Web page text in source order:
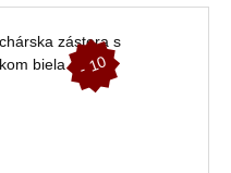
-
1
0